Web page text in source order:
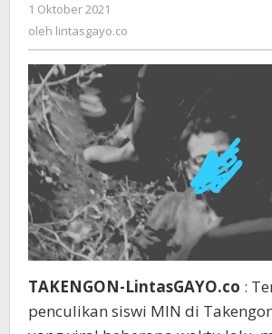
1 Oktober 2021
lintasgayo.co
oleh lintasgayo.co
TAKENGON-LintasGAYO.co :
penculikan siswi MIN di